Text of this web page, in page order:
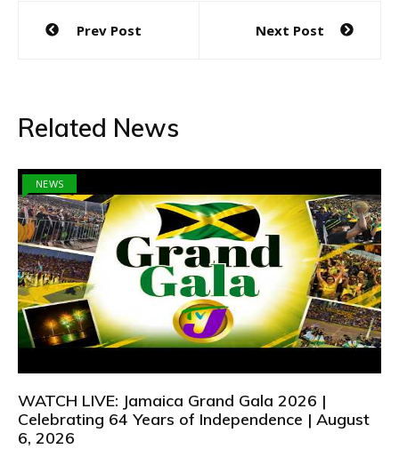
Post
navigation
Prev Post Next Post
Related News
NEWS
WATCH LIVE: Jamaica Grand Gala 2026 |
Celebrating 64 Years of Independence | August
6, 2026